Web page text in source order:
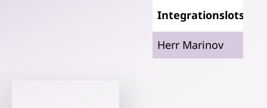
Herr Marinov